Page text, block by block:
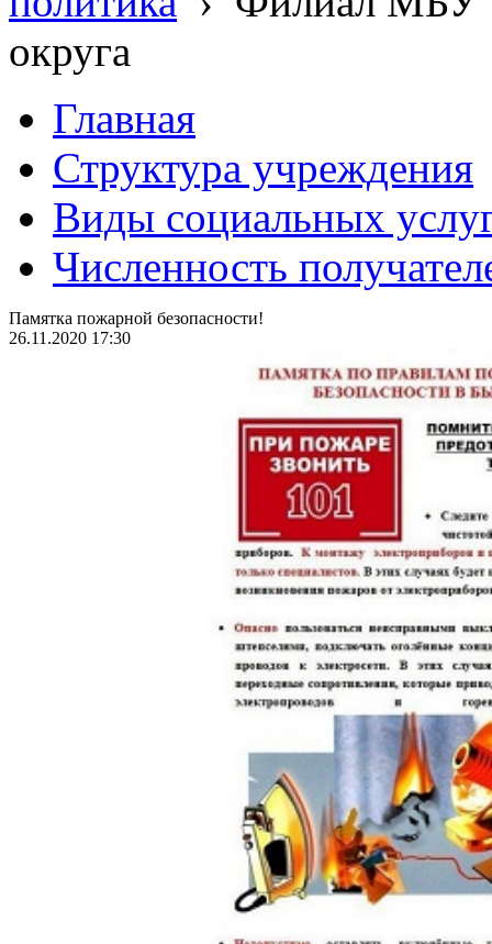
округа
Главная
Структура учреждения
Виды социальных
Численность
Памятка пожарной безопасности!
26.11.2020 17:30